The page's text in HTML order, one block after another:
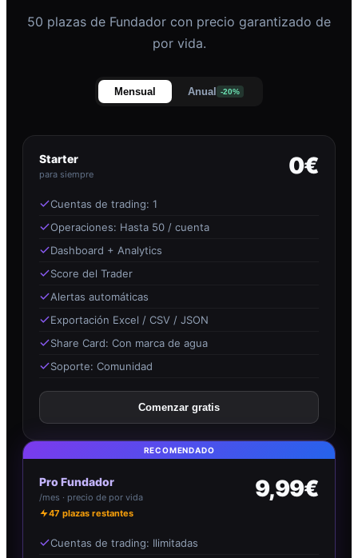
50 plazas de Fundador con precio garantizado de
por vida.
Mensual Anual -20%
Starter
para siempre 0€
Cuentas de trading: 1
Operaciones: Hasta 50 / cuenta
Dashboard + Analytics
Score del Trader
Alertas automáticas
Exportación Excel / CSV / JSON
Share Card: Con marca de agua
Soporte: Comunidad
Comenzar gratis
RECOMENDADO
Pro Fundador
/mes · precio de por vida
47 plazas restantes
9,99€
Cuentas de trading: Ilimitadas